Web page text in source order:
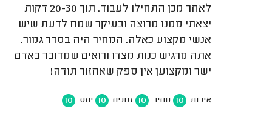
לאחר מכן התחילו לעבוד. תוך 20-30 דקות
יצאתי ממנו מרוצה ובעיקר שמח לדעת שיש
אנשי מקצוע כאלה. המחיר היה בסדר גמור.
אתה מרגיש כנות מצדו ורואים שמדובר באדם
ישר ומקצוען אין ספק שאחזור תודה!
איכות 10 מחיר 10 זמנים 10 יחס 10